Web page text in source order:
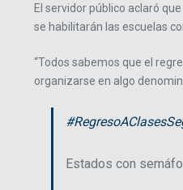
El servidor público aclaró que
se habilitarán las escuelas
“Todos sabemos que el
organizarse en algo
Estados con